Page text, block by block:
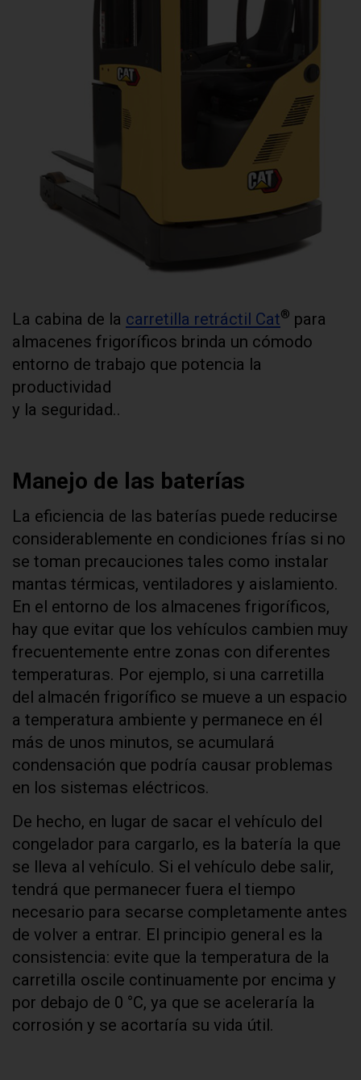
La cabina de la carretilla retráctil Cat® para
almacenes frigoríficos brinda un cómodo
entorno de trabajo que potencia la
productividad
y la seguridad..
Manejo de las baterías
La eficiencia de las baterías puede reducirse
considerablemente en condiciones frías si no
se toman precauciones tales como instalar
mantas térmicas, ventiladores y aislamiento.
En el entorno de los almacenes frigoríficos,
hay que evitar que los vehículos cambien muy
frecuentemente entre zonas con diferentes
temperaturas. Por ejemplo, si una carretilla
del almacén frigorífico se mueve a un espacio
a temperatura ambiente y permanece en él
más de unos minutos, se acumulará
condensación que podría causar problemas
en los sistemas eléctricos.
De hecho, en lugar de sacar el vehículo del
congelador para cargarlo, es la batería la que
se lleva al vehículo. Si el vehículo debe salir,
tendrá que permanecer fuera el tiempo
necesario para secarse completamente antes
de volver a entrar. El principio general es la
consistencia: evite que la temperatura de la
carretilla oscile continuamente por encima y
por debajo de 0 °C, ya que se aceleraría la
corrosión y se acortaría su vida útil.